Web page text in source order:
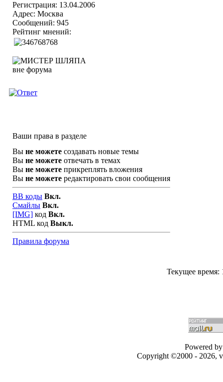
Регистрация: 13.04.2006
Адрес: Москва
Сообщений: 945
Рейтинг мнений:
Ваши права в разделе
Вы не можете создавать новые темы
Вы не можете отвечать в темах
Вы не можете прикреплять вложения
Вы не можете редактировать свои сообщения
BB коды Вкл.
Смайлы Вкл.
[IMG] код Вкл.
HTML код Выкл.
Правила форума
Текущее время:
Powered
Copyright ©2000 - 2026,